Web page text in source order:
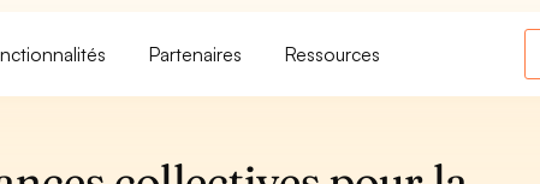
Partenaires Ressources